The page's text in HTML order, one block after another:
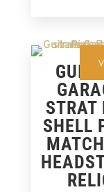
STRAT
SHELL